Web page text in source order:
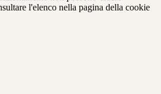
l'elenco nella pagina della cookie